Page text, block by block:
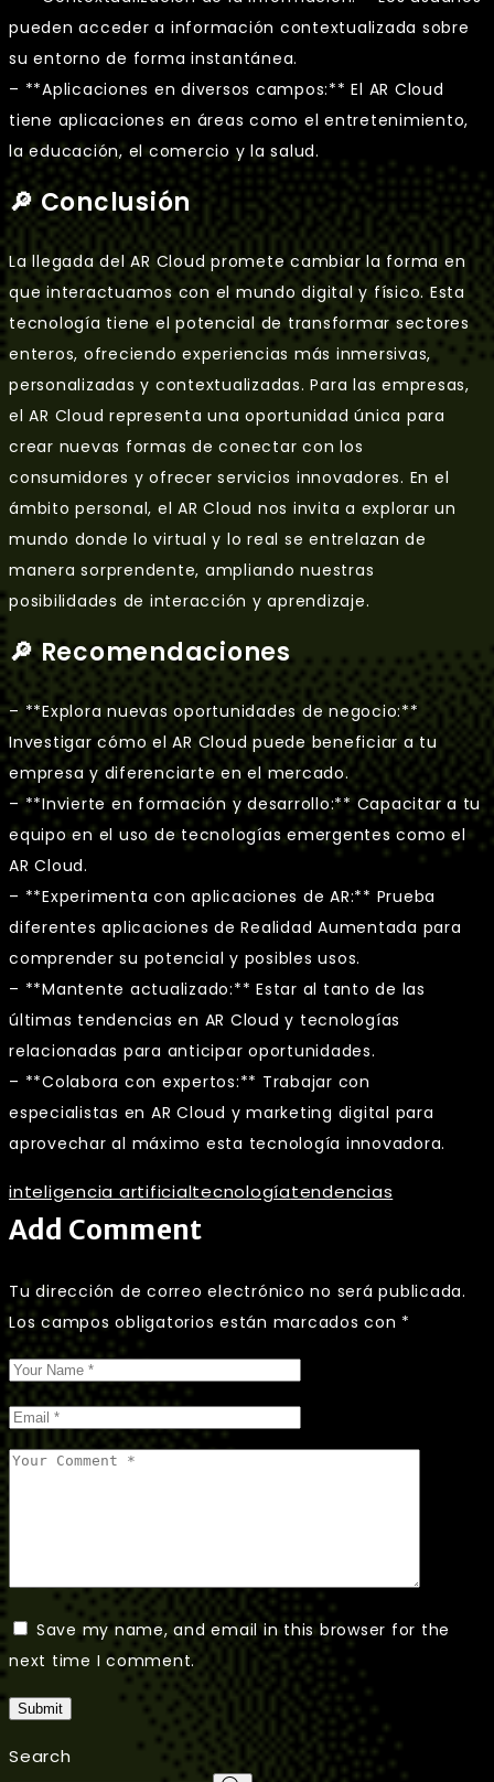
pueden acceder a información contextualizada sobre
su entorno de forma instantánea.
– **Aplicaciones en diversos campos:** El AR Cloud
tiene aplicaciones en áreas como el entretenimiento,
la educación, el comercio y la salud.
🔎 Conclusión
La llegada del AR Cloud promete cambiar la forma en
que interactuamos con el mundo digital y físico. Esta
tecnología tiene el potencial de transformar sectores
enteros, ofreciendo experiencias más inmersivas,
personalizadas y contextualizadas. Para las empresas,
el AR Cloud representa una oportunidad única para
crear nuevas formas de conectar con los
consumidores y ofrecer servicios innovadores. En el
ámbito personal, el AR Cloud nos invita a explorar un
mundo donde lo virtual y lo real se entrelazan de
manera sorprendente, ampliando nuestras
posibilidades de interacción y aprendizaje.
🔎 Recomendaciones
– **Explora nuevas oportunidades de negocio:**
Investigar cómo el AR Cloud puede beneficiar a tu
empresa y diferenciarte en el mercado.
– **Invierte en formación y desarrollo:** Capacitar a tu
equipo en el uso de tecnologías emergentes como el
AR Cloud.
– **Experimenta con aplicaciones de AR:** Prueba
diferentes aplicaciones de Realidad Aumentada para
comprender su potencial y posibles usos.
– **Mantente actualizado:** Estar al tanto de las
últimas tendencias en AR Cloud y tecnologías
relacionadas para anticipar oportunidades.
– **Colabora con expertos:** Trabajar con
especialistas en AR Cloud y marketing digital para
aprovechar al máximo esta tecnología innovadora.
inteligencia artificialtecnologíatendencias
Add Comment
Tu dirección de correo electrónico no será publicada.
Los campos obligatorios están marcados con *
Save my name, and email in this browser for the
next time I comment.
Submit
Search